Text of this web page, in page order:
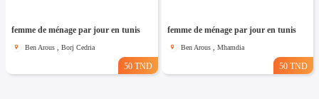
femme de ménage par jour en tunis
Ben Arous , Borj Cedria
50 TND
femme de ménage par jour en tunis
Ben Arous , Mhamdia
50 TND